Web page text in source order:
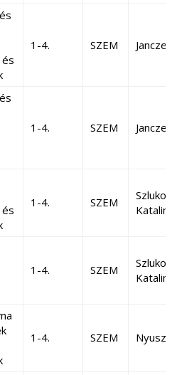
1-4. SZEM Janczer
1-4. SZEM Janczer
1-4. SZEM
Katalin
1-4. SZEM
Katalin
1-4. SZEM